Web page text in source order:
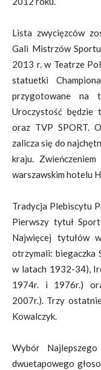
Lista zwycięzców
Gali Mistrzów
2013 r. w Teatrze
statuetki
przygotowane na
Uroczystość będzie
oraz TVP SPORT.
zalicza się do
kraju.
warszawskim hotelu
Tradycja Plebiscytu
Pierwszy tytuł
Najwięcej tytułów
otrzymali: biegaczka
w latach 1932-34),
1974r. i 1976r.)
2007r.). Trzy
Kowalczyk.
Wybór
dwuetapowego